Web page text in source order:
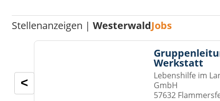
Stellenanzeigen |WesterwaldJobs
Werkstatt
Lebenshilfe im
GmbH
57632
<